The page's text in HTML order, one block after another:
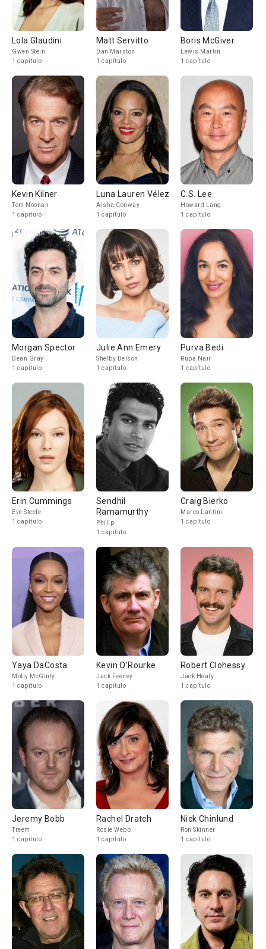
Lola Glaudini
Gwen Stein
1 capítulo
Matt Servitto
Dan Marston
1 capítulo
Boris McGiver
Lewis Martin
1 capítulo
Kevin Kilner
Tom Noonan
1 capítulo
Luna Lauren Vélez
Aisha Conway
1 capítulo
C.S. Lee
Howard Lang
1 capítulo
Morgan Spector
Dean Gray
1 capítulo
Julie Ann Emery
Shelby Delson
1 capítulo
Purva Bedi
Rupa Nair
1 capítulo
Erin Cummings
Eve Steele
1 capítulo
Sendhil
Ramamurthy
Philip
1 capítulo
Craig Bierko
Marco Lantini
1 capítulo
Yaya DaCosta
Molly McGinty
1 capítulo
Kevin O'Rourke
Jack Feeney
1 capítulo
Robert Clohessy
Jack Healy
1 capítulo
Jeremy Bobb
Treem
1 capítulo
Rachel Dratch
Rosie Webb
1 capítulo
Nick Chinlund
Ron Skinner
1 capítulo